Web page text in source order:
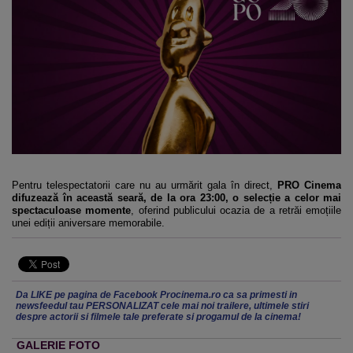
Pentru telespectatorii care nu au urmărit gala în direct, PRO Cinema
difuzează în această seară, de la ora 23:00, o selecție a celor mai
spectaculoase momente, oferind publicului ocazia de a retrăi emoțiile
unei ediții aniversare memorabile.
Da LIKE pe pagina de Facebook Procinema.ro ca sa primesti in
newsfeedul tau PERSONALIZAT cele mai noi trailere, ultimele stiri
despre actorii si filmele tale preferate si progamul de la cinema!
GALERIE FOTO